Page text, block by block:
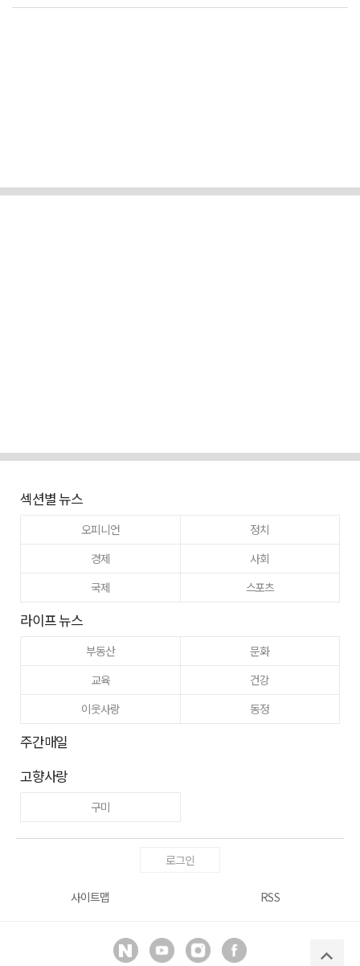
섹션별 뉴스
오피니언
정치
경제
사회
국제
스포츠
라이프 뉴스
부동산
문화
교육
건강
이웃사랑
동정
주간매일
고향사랑
구미
로그인
사이트맵 RSS